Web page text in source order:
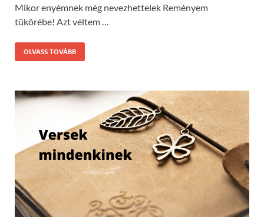
Mikor enyémnek még nevezhettelek Reményem
tükörébe! Azt véltem …
OLVASS TOVÁBB